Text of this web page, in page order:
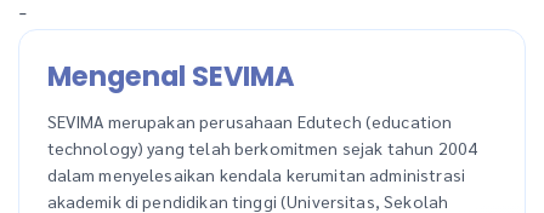
-
Mengenal SEVIMA
SEVIMA merupakan perusahaan Edutech (education
technology) yang telah berkomitmen sejak tahun 2004
dalam menyelesaikan kendala kerumitan administrasi
akademik di pendidikan tinggi (Universitas, Sekolah